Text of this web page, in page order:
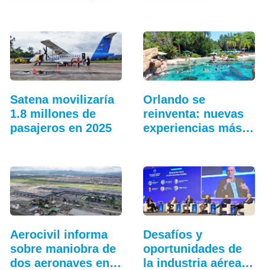
Satena movilizaría
1.8 millones de
pasajeros en 2025
Orlando se
reinventa: nuevas
experiencias más
Aerocivil informa
sobre maniobra de
dos aeronaves en
Desafíos y
oportunidades de
la industria aérea